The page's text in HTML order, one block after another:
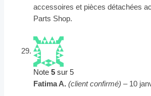
accessoires et pièces détachées
Parts Shop.
Note5 sur 5
Fatima A.(client confirmé) – 10